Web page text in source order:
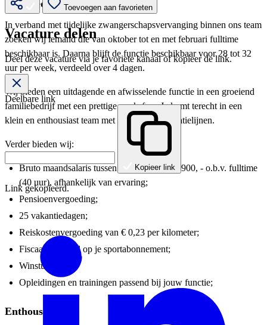
Wat bieden wij jou?
In verband met tijdelijke zwangerschapsvervanging binnen ons team
zoeken wij iemand die van oktober tot en met februari fulltime
beschikbaar is. Daarna blijft de functie beschikbaar voor 28 tot 32
uur per week, verdeeld over 4 dagen.
Wij bieden een uitdagende en afwisselende functie in een groeiend
familiebedrijf met een prettige werksfeer. Je komt terecht in een
klein en enthousiast team met korte communicatielijnen.
Verder bieden wij:
Bruto maandsalaris tussen € 2.900,- en € 3.900, - o.b.v. fulltime
(40 uur), afhankelijk van ervaring;
Pensioenvergoeding;
25 vakantiedagen;
Reiskostenvergoeding van € 0,23 per kilometer;
Fiscaal voordeel op je sportabonnement;
Winstuitkering;
Opleidingen en trainingen passend bij jouw functie;
Enthousiast?
Toevoegen aan favorieten
Vacature delen
Deel deze vacature via je favoriete kanaal of kopieer de link.
Deelbare link
Kopieer link
Link gekopieerd.